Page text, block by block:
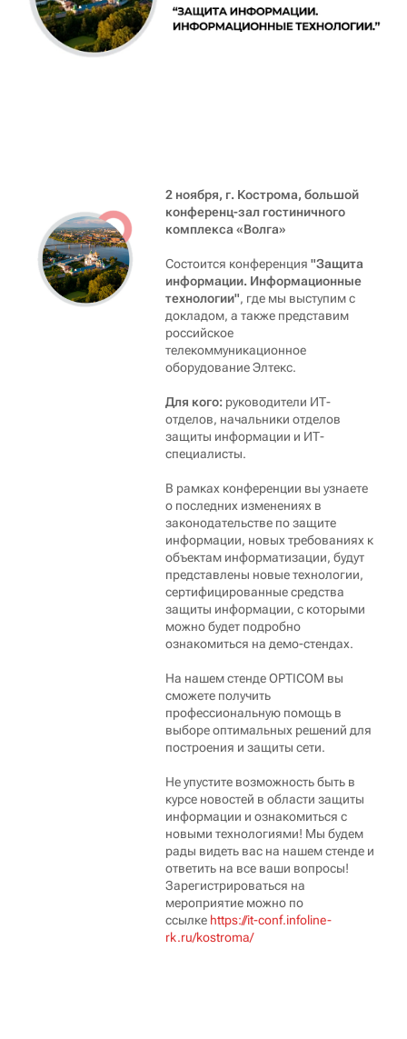
2 ноября, г. Кострома, большой
конференц-зал гостиничного
комплекса «Волга»
Состоится конференция "Защита
информации. Информационные
технологии", где мы выступим с
докладом, а также представим
российское
телекоммуникационное
оборудование Элтекс.
Для кого: руководители ИТ-
отделов, начальники отделов
защиты информации и ИТ-
специалисты.
В рамках конференции вы узнаете
о последних изменениях в
законодательстве по защите
информации, новых требованиях к
объектам информатизации, будут
представлены новые технологии,
сертифицированные средства
защиты информации, с которыми
можно будет подробно
ознакомиться на демо-стендах.
На нашем стенде OPTICOM вы
сможете получить
профессиональную помощь в
выборе оптимальных решений для
построения и защиты сети.
Не упустите возможность быть в
курсе новостей в области защиты
информации и ознакомиться с
новыми технологиями! Мы будем
рады видеть вас на нашем стенде и
ответить на все ваши вопросы!
Зарегистрироваться на
мероприятие можно по
ссылке https://it-conf.infoline-
rk.ru/kostroma/